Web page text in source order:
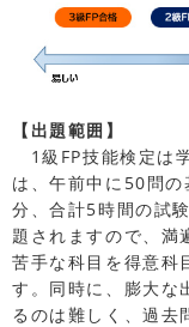
【出題範囲】
1級FP技能検定は
は、午前中に50問
分、合計5時間の試
題されますので、満
苦手な科目を得意科
す。同時に、膨大な
るのは難しく、過去